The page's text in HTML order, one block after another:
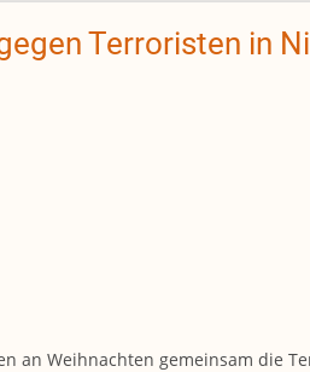
Terroristen in
an Weihnachten gemeinsam die